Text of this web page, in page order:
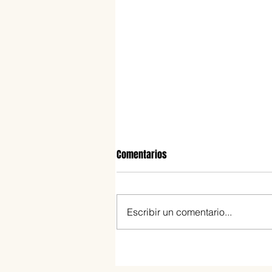
Comentarios
Escribir un comentario...